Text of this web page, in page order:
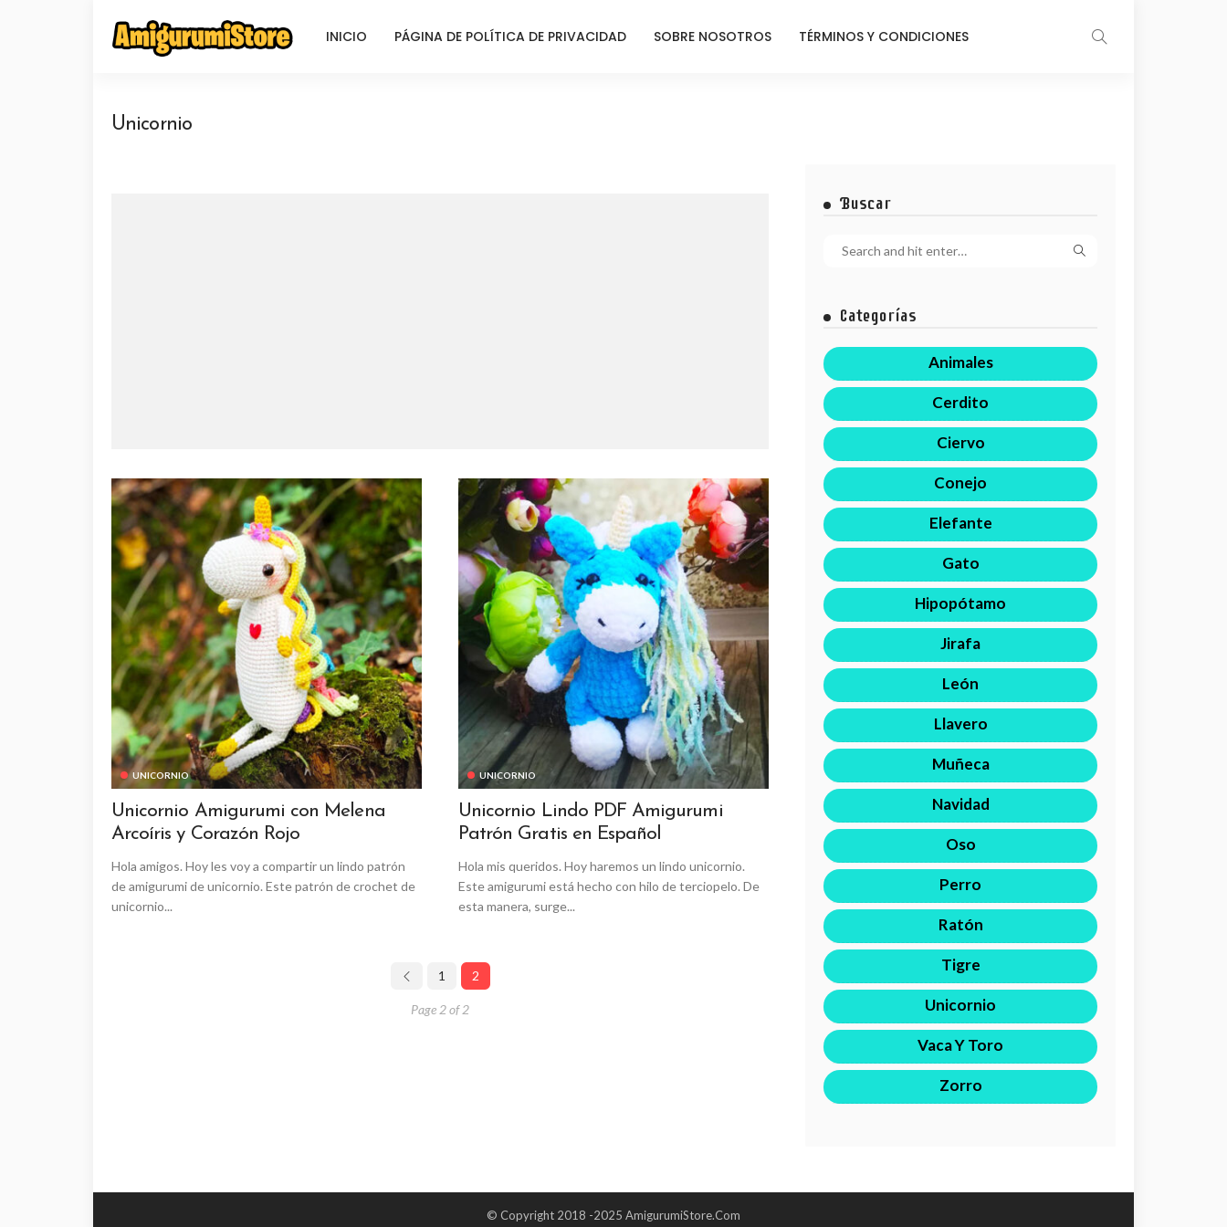
INICIO PÁGINA DE POLÍTICA DE PRIVACIDAD SOBRE NOSOTROS TÉRMINOS Y CONDICIONES
Unicornio
UNICORNIO
Unicornio Amigurumi con Melena
Arcoíris y Corazón Rojo
Hola amigos. Hoy les voy a compartir un lindo patrón
de amigurumi de unicornio. Este patrón de crochet de
unicornio...
UNICORNIO
Unicornio Lindo PDF Amigurumi
Patrón Gratis en Español
Hola mis queridos. Hoy haremos un lindo unicornio.
Este amigurumi está hecho con hilo de terciopelo. De
esta manera, surge...
1 2
Page 2 of 2
Buscar
Categorías
Animales
Cerdito
Ciervo
Conejo
Elefante
Gato
Hipopótamo
Jirafa
León
Llavero
Muñeca
Navidad
Oso
Perro
Ratón
Tigre
Unicornio
Vaca Y Toro
Zorro
© Copyright 2018 -2025 AmigurumiStore.Com